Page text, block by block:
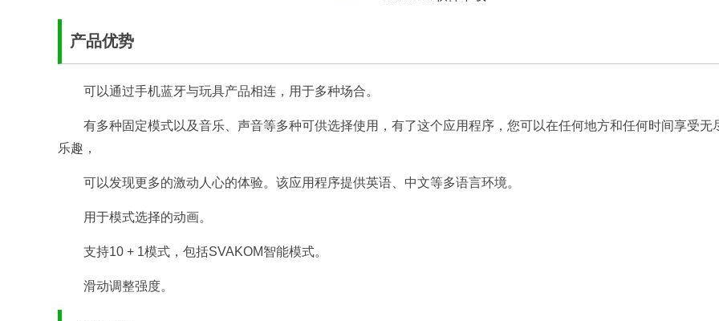
产品优势
可以通过手机蓝牙与玩具产品相连，用于多种场合。
有多种固定模式以及音乐、声音等多种可供选择使用，有了这个应用程序，您可以在任何地方和任何时间享受无
乐趣，
可以发现更多的激动人心的体验。该应用程序提供英语、中文等多语言环境。
用于模式选择的动画。
支持10 + 1模式，包括SVAKOM智能模式。
滑动调整强度。